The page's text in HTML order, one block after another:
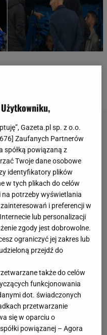
Gazeta.pl sp. z o.o.
676] Zaufanych Partnerów
spółką powiązaną z
Twoje dane osobowe
identyfikatory plików
w tych plikach do celów
potrzeby wyświetlania
i preferencji w
lub personalizacji
zgody jest dobrowolne.
ograniczyć jej zakres lub
przejdź do
także do celów
funkcjonowania
dot. świadczonych
przetwarzanie
się w oparciu o
powiązanej – Agora